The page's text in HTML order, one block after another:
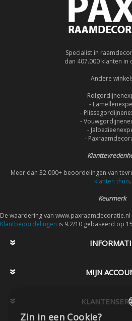
Specialist in
dan 407.000 klanten in
Andere
-
-
-
-
-
-
Meer dan 32.000+ beoordelingen van
klanten thuis.
Keurmerk
De waardering van www.paxraamdecoratie.nl
Klantbeoordelingen is 9.2/10 gebaseerd op
MIJN
Zin in een Cookie?